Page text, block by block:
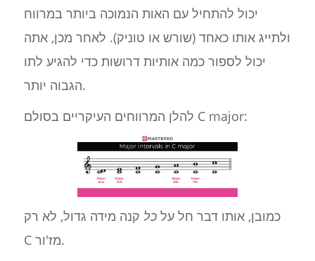
יכול להתחיל עם האות הנמוכה ביותר במרווח
ולתייג אותו כאחד (שורש או טוניק). לאחר מכן, אתה
יכול לספור כמה אותיות דרושות כדי להגיע לתו
הגבוה יותר.
להלן המרווחים העיקריים בסולם C major:
כמובן, אותו דבר חל עלכל קנה מידה גדול, לא רק
C מז'ור.